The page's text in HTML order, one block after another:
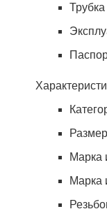
Марка
Марка